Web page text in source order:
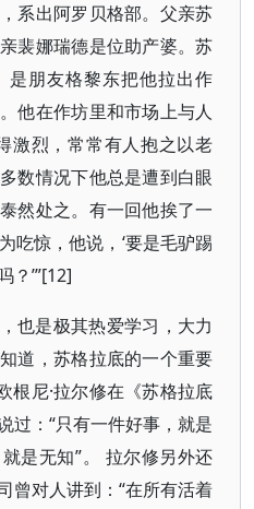
系出阿罗贝格部。父亲苏
裴娜瑞德是位助产婆。苏
朋友格黎东把他拉出作
他在作坊里和市场上与人
激烈，常常有人抱之以老
数情况下他总是遭到白眼
然处之。有一回他挨了一
吃惊，他说，‘要是毛驴踢
？’”[12]
也是极其热爱学习，大力
道，苏格拉底的一个重要
根尼·拉尔修在《苏格拉底
过：“只有一件好事，就是
是无知”。 拉尔修另外还
曾对人讲到：“在所有活着